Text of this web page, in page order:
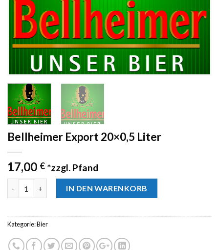
Bellheimer Export 20×0,5 Liter
17,00 € *zzgl. Pfand
IN DEN WARENKORB
Kategorie:Bier